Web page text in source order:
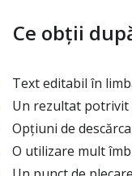
Ce obții
Text editabil în
Un rezultat potrivit
Opțiuni de
O utilizare mult